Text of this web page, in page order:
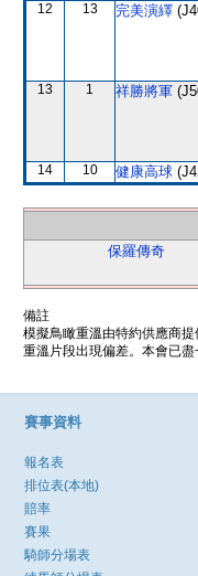
12 13 完美演繹
13 1 祥勝將軍
14 10 健康高球
保羅傳奇
備註
模擬鳥瞰重溫由特約供應商
重溫片段出現偏差。本會已
賽事資料
報名表
排位表(本地)
賠率
賽果
騎師分場表